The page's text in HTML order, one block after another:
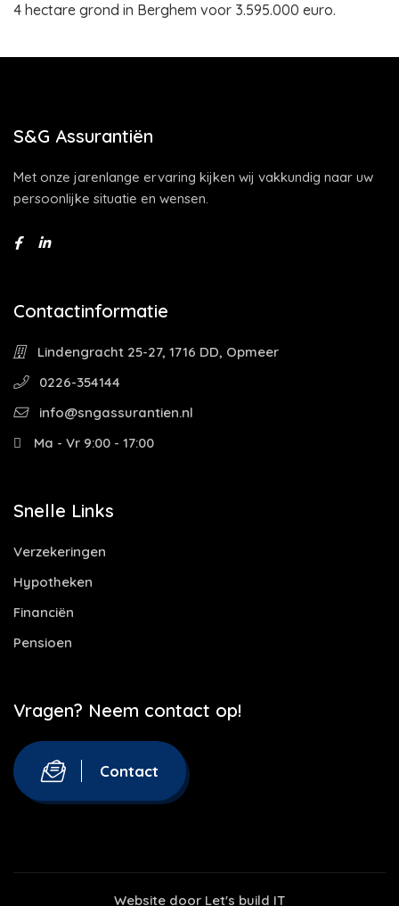
4 hectare grond in Berghem voor 3.595.000 euro.
S&G Assurantiën
Met onze jarenlange ervaring kijken wij vakkundig naar uw
persoonlijke situatie en wensen.
Contactinformatie
Lindengracht 25-27, 1716 DD, Opmeer
0226-354144
info@sngassurantien.nl
Ma - Vr 9:00 - 17:00
Snelle Links
Verzekeringen
Hypotheken
Financiën
Pensioen
Vragen? Neem contact op!
Contact
Website door Let's build IT